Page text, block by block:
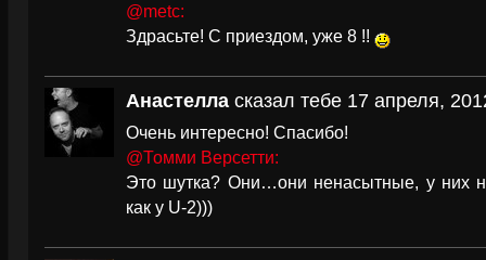
@metc:
Здрасьте! С приездом, уже 8 !!
Анастелла сказал тебе 17 апреля,
Очень интересно! Спасибо!
@Томми Версетти:
Это шутка? Они…они ненасытные, у них
как у U-2)))